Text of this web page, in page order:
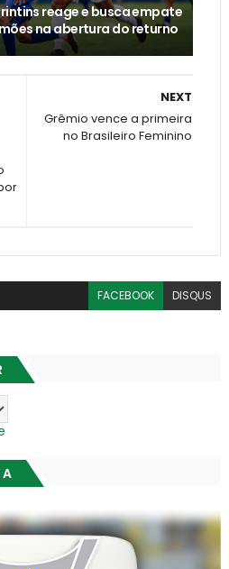
reage e busca empate
na abertura do returno
NEXT
Grêmio vence a primeira
no Brasileiro Feminino
FACEBOOK DISQUS
A